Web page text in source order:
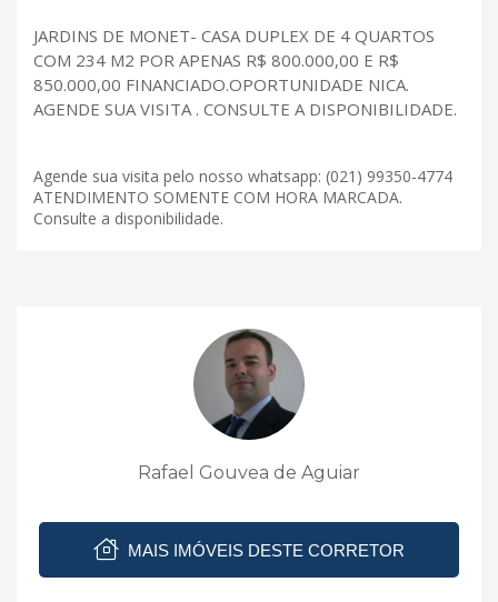
JARDINS DE MONET- CASA DUPLEX DE 4 QUARTOS
COM 234 M2 POR APENAS R$ 800.000,00 E R$
850.000,00 FINANCIADO.OPORTUNIDADE NICA.
AGENDE SUA VISITA . CONSULTE A DISPONIBILIDADE.
Agende sua visita pelo nosso whatsapp: (021) 99350-4774
ATENDIMENTO SOMENTE COM HORA MARCADA.
Consulte a disponibilidade.
Rafael Gouvea de Aguiar
MAIS IMÓVEIS DESTE CORRETOR